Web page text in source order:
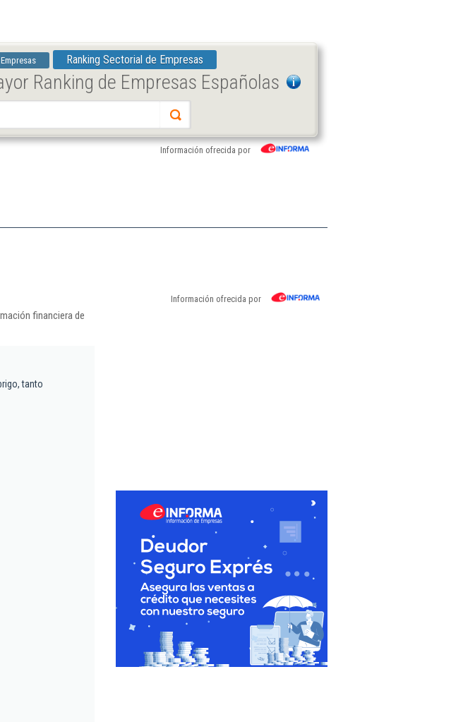
Ranking Sectorial de Empresas
Ranking de Empresas Españolas
Información ofrecida por
Información ofrecida por
financiera de
tanto